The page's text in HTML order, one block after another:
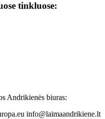
tinkluose:
Andrikienės biuras:
info@laimaandrikiene.lt